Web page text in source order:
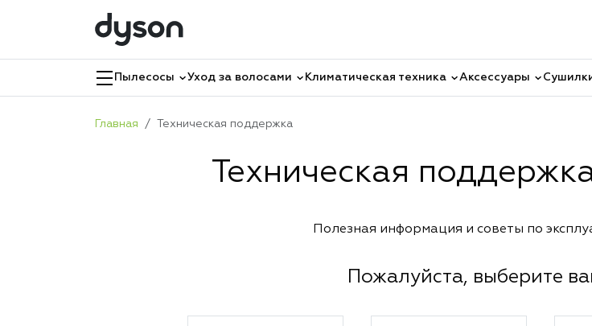
Пылесосы Уход за волосами Климатическая техника Аксессуары
Главная Техническая поддержка
Техническая
Полезная информация и советы по
Пожалуйста, выберите